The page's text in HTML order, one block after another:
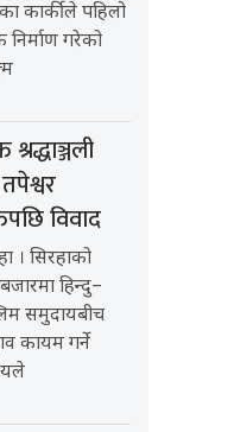
कार्कीले पहिलो
गरेको
विवाद
। सिरहाको
हिन्दु–
समुदायबीच
कायम गर्ने